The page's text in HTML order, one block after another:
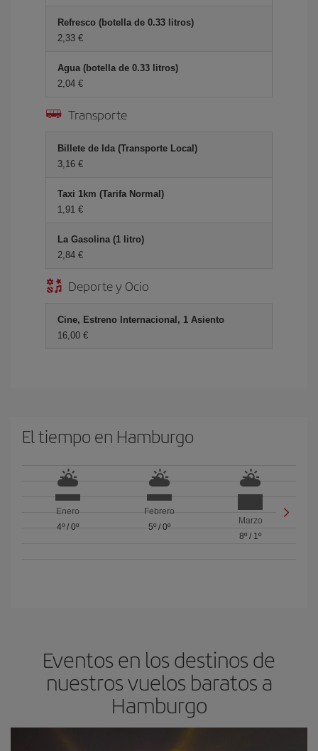
Refresco (botella de 0.33 litros)
2,33 €
Agua (botella de 0.33 litros)
2,04 €
Transporte
Billete de Ida (Transporte Local)
3,16 €
Taxi 1km (Tarifa Normal)
1,91 €
La Gasolina (1 litro)
2,84 €
Deporte y Ocio
Cine, Estreno Internacional, 1 Asiento
16,00 €
El tiempo en Hamburgo
Enero
4º/ 0º
Febrero
5º/ 0º
Marzo
8º / 1º
Eventos en los destinos de
nuestros vuelos baratos a
Hamburgo